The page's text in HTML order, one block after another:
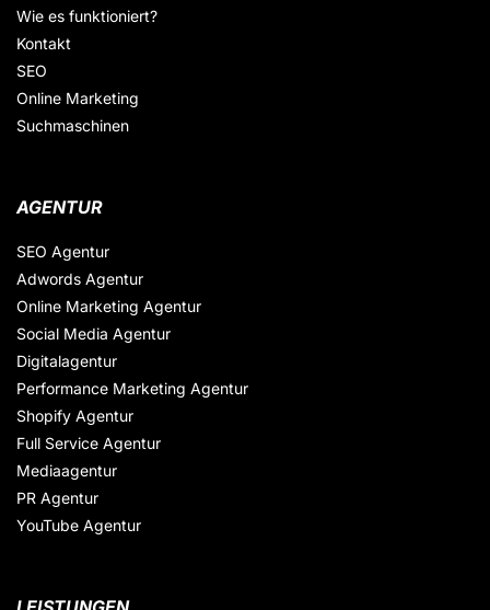
Wie es funktioniert?
Kontakt
SEO
Online Marketing
Suchmaschinen
AGENTUR
SEO Agentur
Adwords Agentur
Online Marketing Agentur
Social Media Agentur
Digitalagentur
Performance Marketing Agentur
Shopify Agentur
Full Service Agentur
Mediaagentur
PR Agentur
YouTube Agentur